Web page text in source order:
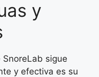
y
sigue
y efectiva es su